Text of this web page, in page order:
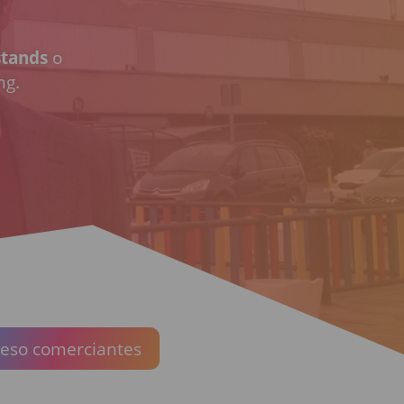
o
comerciantes